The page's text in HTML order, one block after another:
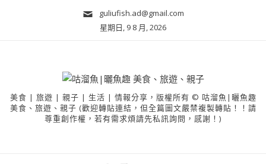
guliufish.ad@gmail.com
星期日, 9 8 月, 2026
美食 | 旅遊 | 親子 | 生活 | 情報分享，版權所有 © 咕溜魚|曬魚趣
美食、旅遊、親子 (歡迎轉貼連結，但全篇圖文嚴禁複製轉貼！！請
尊重創作權，若有需求煩請先私訊詢問，感謝！)